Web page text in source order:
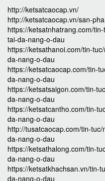
http://ketsatcaocap.vn/
http://ketsatcaocap.vn/san-
https://ketsatnhatrang.com/
tai-da-nang-o-dau
https://ketsathanoi.com/tin-
da-nang-o-dau
https://ketsatcaocap.com/tin-
da-nang-o-dau
https://ketsatsaigon.com/tin-
da-nang-o-dau
https://ketsatcantho.com/tin-
da-nang-o-dau
http://tusatcaocap.com/tin-
da-nang-o-dau
https://ketsathalong.com/tin-
da-nang-o-dau
https://ketsatkhachsan.vn/tin-
da-nang-o-dau